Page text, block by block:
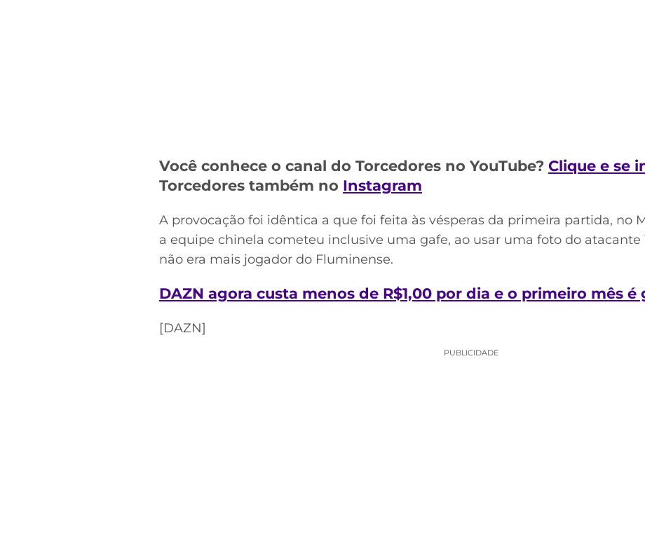
Você conhece o canal do Torcedores no YouTube? Clique e se
Torcedores também no Instagram
A provocação foi idêntica a que foi feita às vésperas da primeira partida, no
a equipe chinela cometeu inclusive uma gafe, ao usar uma foto do atacante
não era mais jogador do Fluminense.
DAZN agora custa menos de R$1,00 por dia e o primeiro mês é
[DAZN]
PUBLICIDADE